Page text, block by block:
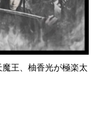
王、柚香光が極楽太